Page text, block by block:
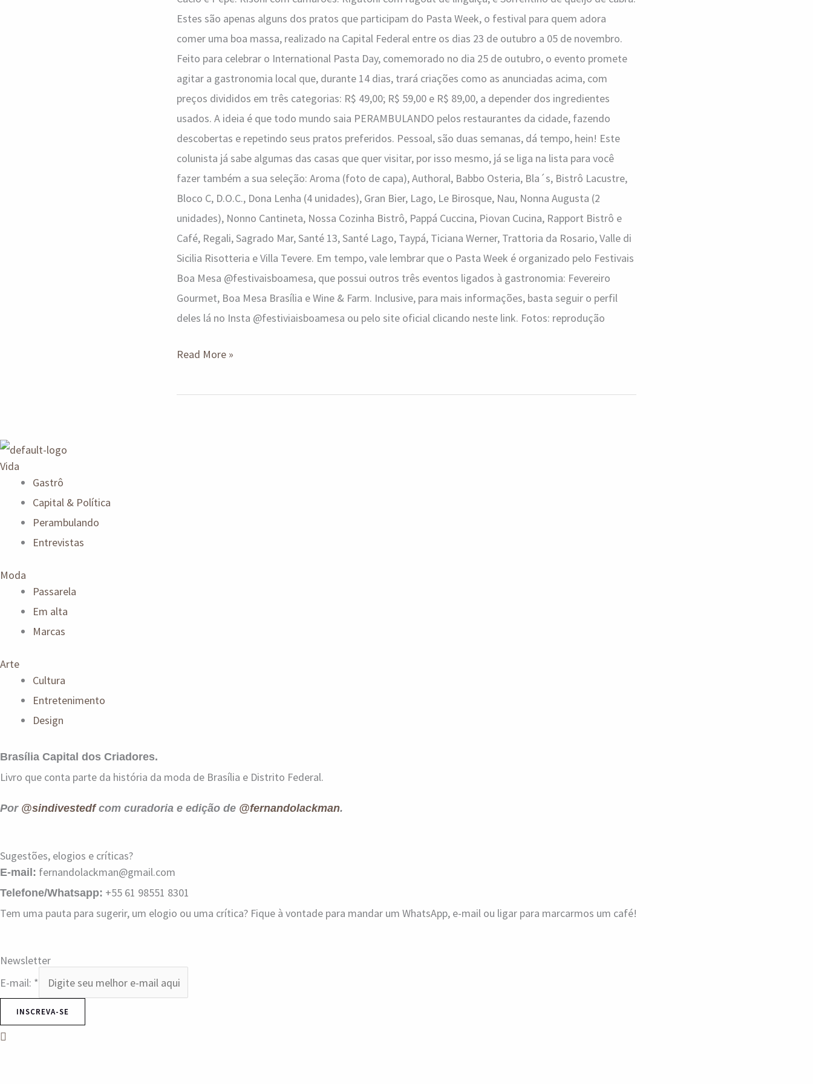
Estes são apenas alguns dos pratos que participam do Pasta Week, o festival para quem adora
comer uma boa massa, realizado na Capital Federal entre os dias 23 de outubro a 05 de novembro.
Feito para celebrar o International Pasta Day, comemorado no dia 25 de outubro, o evento promete
agitar a gastronomia local que, durante 14 dias, trará criações como as anunciadas acima, com
preços divididos em três categorias: R$ 49,00; R$ 59,00 e R$ 89,00, a depender dos ingredientes
usados. A ideia é que todo mundo saia PERAMBULANDO pelos restaurantes da cidade, fazendo
descobertas e repetindo seus pratos preferidos. Pessoal, são duas semanas, dá tempo, hein! Este
colunista já sabe algumas das casas que quer visitar, por isso mesmo, já se liga na lista para você
fazer também a sua seleção: Aroma (foto de capa), Authoral, Babbo Osteria, Bla´s, Bistrô Lacustre,
Bloco C, D.O.C., Dona Lenha (4 unidades), Gran Bier, Lago, Le Birosque, Nau, Nonna Augusta (2
unidades), Nonno Cantineta, Nossa Cozinha Bistrô, Pappá Cuccina, Piovan Cucina, Rapport Bistrô e
Café, Regali, Sagrado Mar, Santé 13, Santé Lago, Taypá, Ticiana Werner, Trattoria da Rosario, Valle di
Sicilia Risotteria e Villa Tevere. Em tempo, vale lembrar que o Pasta Week é organizado pelo Festivais
Boa Mesa @festivaisboamesa, que possui outros três eventos ligados à gastronomia: Fevereiro
Gourmet, Boa Mesa Brasília e Wine & Farm. Inclusive, para mais informações, basta seguir o perfil
deles lá no Insta @festiviaisboamesa ou pelo site oficial clicando neste link. Fotos: reprodução
Read More »
Vida
Gastrô
Capital & Política
Perambulando
Entrevistas
Moda
Passarela
Em alta
Marcas
Arte
Cultura
Entretenimento
Design
Brasília Capital dos Criadores.
Livro que conta parte da história da moda de Brasília e Distrito Federal.
Por @sindivestedfcom curadoria e edição de @fernandolackman.
Sugestões, elogios e críticas?
E-mail: fernandolackman@gmail.com
Telefone/Whatsapp: +55 61 98551 8301
Tem uma pauta para sugerir, um elogio ou uma crítica? Fique à vontade para mandar um WhatsApp, e-mail ou ligar para marcarmos um café!
Newsletter
E-mail: *
INSCREVA-SE